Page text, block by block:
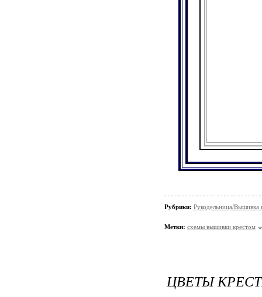
Рубрики: Рукодельница/Вышивка
Метки: схемы вышивки крестом
ЦВЕТЫ